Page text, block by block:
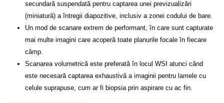
secundară suspendată pentru captarea unei previzualizări
(miniatură) a întregii diapozitive, inclusiv a zonei codului de bare.
Un mod de scanare extrem de performant, în care sunt capturate
mai multe imagini care acoperă toate planurile focale în fiecare
câmp.
Scanarea volumetrică este preferată în locul WSI atunci când
este necesară captarea exhaustivă a imaginii pentru lamele cu
celule suprapuse, cum ar fi biopsia prin aspirare cu ac fin.